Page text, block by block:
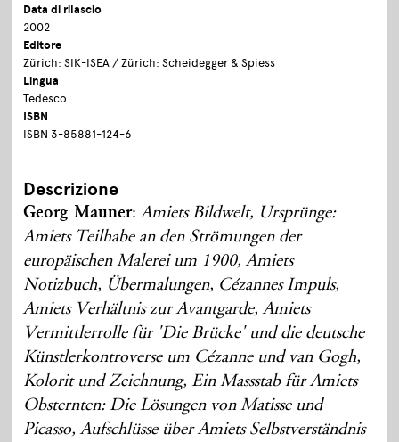
Data di rilascio
2002
Editore
Zürich: SIK-ISEA / Zürich: Scheidegger & Spiess
Lingua
Tedesco
ISBN
ISBN 3-85881-124-6
Descrizione
Georg Mauner:Amiets Bildwelt, Ursprünge:
Amiets Teilhabe an den Strömungen der
europäischen Malerei um 1900, Amiets
Notizbuch, Übermalungen, Cézannes Impuls,
Amiets Verhältnis zur Avantgarde, Amiets
Vermittlerrolle für 'Die Brücke' und die deutsche
Künstlerkontroverse um Cézanne und van Gogh,
Kolorit und Zeichnung, Ein Massstab für Amiets
Obsternten: Die Lösungen von Matisse und
Picasso, Aufschlüsse über Amiets Selbstverständnis